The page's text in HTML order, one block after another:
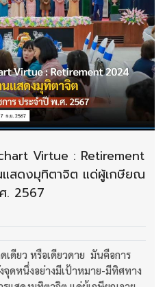
Virtue : Retirement
สดงมุทิตาจิต แด่ผู้เกษียณ
. 2567
เดียว หรือเดียวดาย มันคือการ
จุดหนึ่งอย่างมีเป้าหมาย-มีทิศทาง